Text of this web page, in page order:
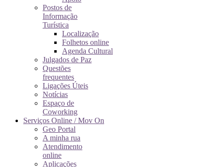
Postos de
Informação
Turística
Localização
Folhetos online
Agenda Cultural
Julgados de Paz
Questões
frequentes
Ligações Úteis
Notícias
Espaço de
Coworking
Serviços Online / Mov On
Geo Portal
A minha rua
Atendimento
online
Aplicações